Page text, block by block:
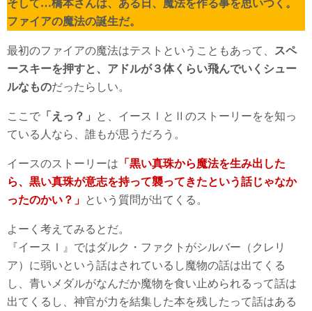
そして…橋本さんは、ある日、魔法を作る事を思いつく。
ファイアの魔法の誕生だ。
最初のファイアの魔法はテストということもあって、
スペ
ースキーを押すと、アドルが３体くらい飛んでいくシュー
ルなものだったらしい。
ここで 「えっ？」
と、イースⅠとⅡのストーリーをを知っ
ている人なら、誰もが思うだろう。
イースのストーリーは 「黒い真珠から魔法を生み出した
ら、黒い真珠が意志を持って襲ってきたという話じゃなか
ったのかい？」 という質問が出てくる。
よーく考えてみるとだ。
『イースⅠ』ではダルク・ファクトがシルバー（クレリ
ア）に弱いという話はされているし魔物の話は出てくる
し、青いメダルがなんだか魔物を食い止められるって話は
出てくるし、神官が力を結集した本を残したって話はある